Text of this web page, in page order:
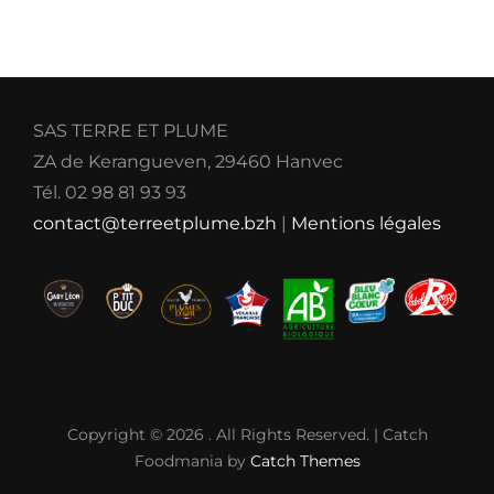
SAS TERRE ET PLUME
ZA de Kerangueven, 29460 Hanvec
Tél. 02 98 81 93 93
contact@terreetplume.bzh | Mentions légales
Copyright © 2026 . All Rights Reserved. | Catch
Foodmania by Catch Themes